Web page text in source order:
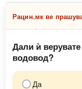
Рацин.мк ве
Дали ѝ
водовод?
Да